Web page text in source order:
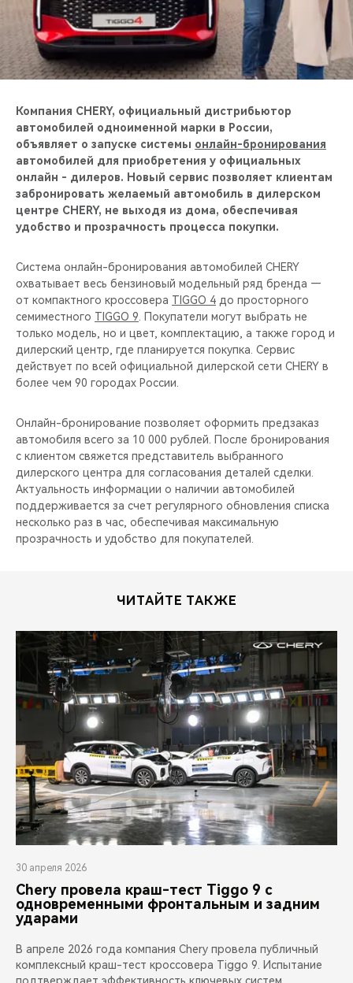
CHERY И СПОРТ
НАШИ МЕРОПРИЯТИЯ
ВИДЕООБЗОРЫ
CHERY ДЛЯ ДЕТЕЙ
Компания CHERY, официальный дистрибьютор
автомобилей одноименной марки в России,
объявляет о запуске системы онлайн-бронирования
автомобилей для приобретения у официальных
онлайн - дилеров. Новый сервис позволяет клиентам
забронировать желаемый автомобиль в дилерском
центре CHERY, не выходя из дома, обеспечивая
удобство и прозрачность процесса покупки.
Система онлайн-бронирования автомобилей CHERY
охватывает весь бензиновый модельный ряд бренда —
от компактного кроссовера TIGGO 4 до просторного
семиместного TIGGO 9 . Покупатели могут выбрать не
только модель, но и цвет, комплектацию, а также город и
дилерский центр, где планируется покупка. Сервис
действует по всей официальной дилерской сети CHERY в
более чем 90 городах России.
Онлайн-бронирование позволяет оформить предзаказ
автомобиля всего за 10 000 рублей. После бронирования
с клиентом свяжется представитель выбранного
дилерского центра для согласования деталей сделки.
Актуальность информации о наличии автомобилей
поддерживается за счет регулярного обновления списка
несколько раз в час, обеспечивая максимальную
прозрачность и удобство для покупателей.
ЧИТАЙТЕ ТАКЖЕ
30 апреля 2026
Chery провела краш-тест Tiggo 9 с
одновременными фронтальным и задним
ударами
В апреле 2026 года компания Chery провела публичный
комплексный краш-тест кроссовера Tiggo 9. Испытание